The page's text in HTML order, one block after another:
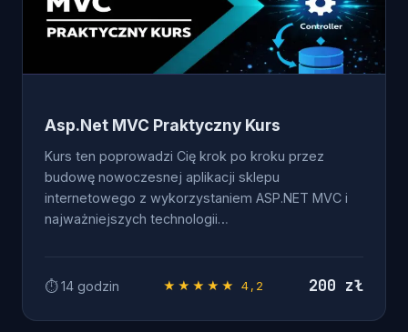
Asp.Net MVC Praktyczny Kurs
Kurs ten poprowadzi Cię krok po kroku przez
budowę nowoczesnej aplikacji sklepu
internetowego z wykorzystaniem ASP.NET MVC i
najważniejszych technologii…
⏱ 14 godzin ★★★★★ 4,2 200 zł